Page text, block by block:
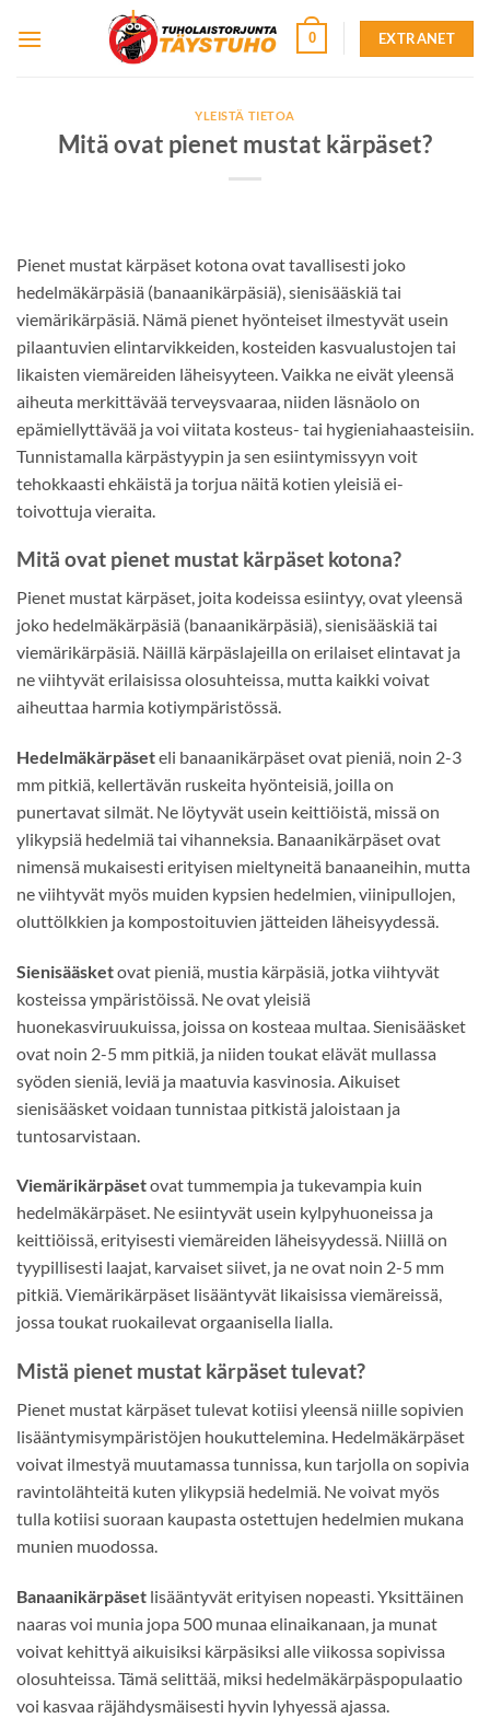
0 EXTRANET
YLEISTÄ TIETOA
Mitä ovat pienet mustat kärpäset?
Pienet mustat kärpäset kotona ovat tavallisesti joko
hedelmäkärpäsiä (banaanikärpäsiä), sienisääskiä tai
viemärikärpäsiä. Nämä pienet hyönteiset ilmestyvät usein
pilaantuvien elintarvikkeiden, kosteiden kasvualustojen tai
likaisten viemäreiden läheisyyteen. Vaikka ne eivät yleensä
aiheuta merkittävää terveysvaaraa, niiden läsnäolo on
epämiellyttävää ja voi viitata kosteus- tai hygieniahaasteisiin.
Tunnistamalla kärpästyypin ja sen esiintymissyyn voit
tehokkaasti ehkäistä ja torjua näitä kotien yleisiä ei-
toivottuja vieraita.
Mitä ovat pienet mustat kärpäset kotona?
Pienet mustat kärpäset, joita kodeissa esiintyy, ovat yleensä
joko hedelmäkärpäsiä (banaanikärpäsiä), sienisääskiä tai
viemärikärpäsiä. Näillä kärpäslajeilla on erilaiset elintavat ja
ne viihtyvät erilaisissa olosuhteissa, mutta kaikki voivat
aiheuttaa harmia kotiympäristössä.
Hedelmäkärpäseteli banaanikärpäset ovat pieniä, noin 2-3
mm pitkiä, kellertävän ruskeita hyönteisiä, joilla on
punertavat silmät. Ne löytyvät usein keittiöistä, missä on
ylikypsiä hedelmiä tai vihanneksia. Banaanikärpäset ovat
nimensä mukaisesti erityisen mieltyneitä banaaneihin, mutta
ne viihtyvät myös muiden kypsien hedelmien, viinipullojen,
oluttölkkien ja kompostoituvien jätteiden läheisyydessä.
Sienisääsketovat pieniä, mustia kärpäsiä, jotka viihtyvät
kosteissa ympäristöissä. Ne ovat yleisiä
huonekasviruukuissa, joissa on kosteaa multaa. Sienisääsket
ovat noin 2-5 mm pitkiä, ja niiden toukat elävät mullassa
syöden sieniä, leviä ja maatuvia kasvinosia. Aikuiset
sienisääsket voidaan tunnistaa pitkistä jaloistaan ja
tuntosarvistaan.
Viemärikärpäsetovat tummempia ja tukevampia kuin
hedelmäkärpäset. Ne esiintyvät usein kylpyhuoneissa ja
keittiöissä, erityisesti viemäreiden läheisyydessä. Niillä on
tyypillisesti laajat, karvaiset siivet, ja ne ovat noin 2-5 mm
pitkiä. Viemärikärpäset lisääntyvät likaisissa viemäreissä,
jossa toukat ruokailevat orgaanisella lialla.
Mistä pienet mustat kärpäset tulevat?
Pienet mustat kärpäset tulevat kotiisi yleensä niille sopivien
lisääntymisympäristöjen houkuttelemina. Hedelmäkärpäset
voivat ilmestyä muutamassa tunnissa, kun tarjolla on sopivia
ravintolähteitä kuten ylikypsiä hedelmiä. Ne voivat myös
tulla kotiisi suoraan kaupasta ostettujen hedelmien mukana
munien muodossa.
Banaanikärpäset lisääntyvät erityisen nopeasti. Yksittäinen
naaras voi munia jopa 500 munaa elinaikanaan, ja munat
voivat kehittyä aikuisiksi kärpäsiksi alle viikossa sopivissa
olosuhteissa. Tämä selittää, miksi hedelmäkärpäspopulaatio
voi kasvaa räjähdysmäisesti hyvin lyhyessä ajassa.